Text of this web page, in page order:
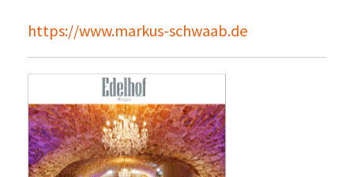
https://www.markus-schwaab.de